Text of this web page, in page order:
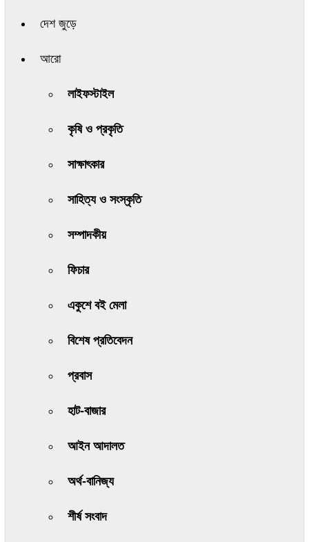
দেশ জুড়ে
আরো
লাইফস্টাইল
কৃষি ও প্রকৃতি
সাক্ষাৎকার
সাহিত্য ও সংস্কৃতি
সম্পাদকীয়
ফিচার
একুশে বই মেলা
বিশেষ প্রতিবেদন
প্রবাস
হাট-বাজার
আইন আদালত
অর্থ-বানিজ্য
শীর্ষ সংবাদ